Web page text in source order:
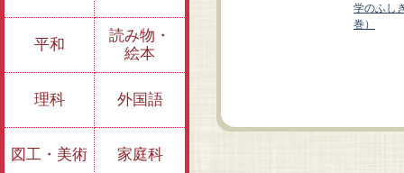
もしも、みんながう
そをついたら？ ～い
い、わるいのふしぎ
学のふし
巻）
平和
読み物・
絵本
理科 外国語
図工・美術 家庭科